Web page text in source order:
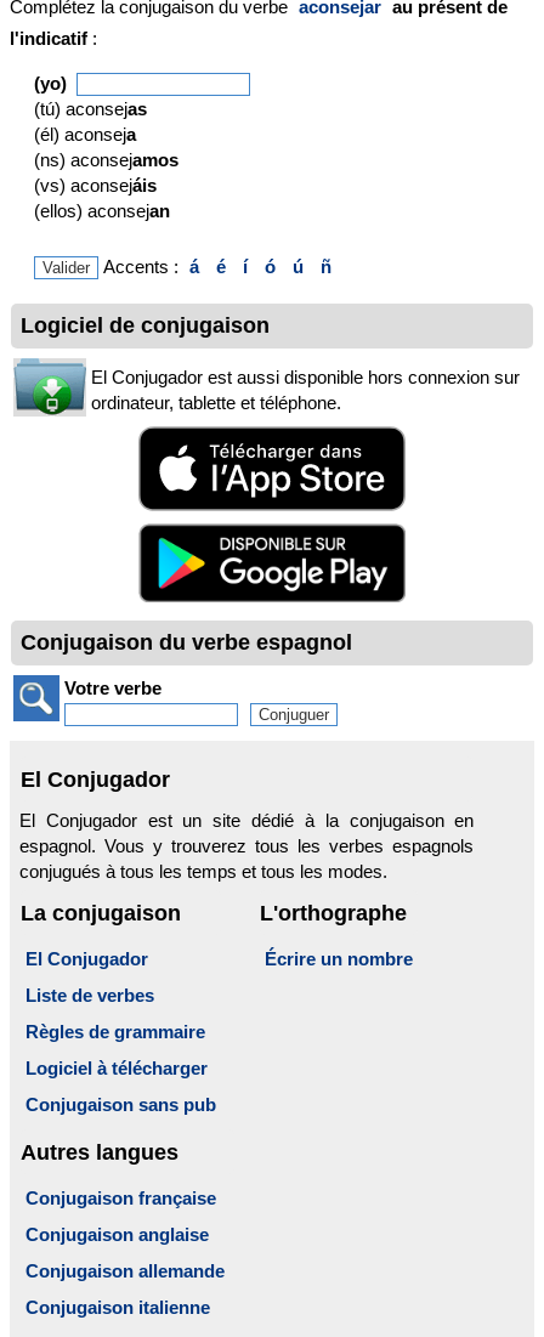
Complétez la conjugaison du verbe aconsejar au présent de
l'indicatif :
(yo)
(tú) aconsejas
(él) aconseja
(ns) aconsejamos
(vs) aconsejáis
(ellos) aconsejan
Accents : á é í ó ú ñ
Logiciel de conjugaison
El Conjugador est aussi disponible hors connexion sur
ordinateur, tablette et téléphone.
Conjugaison du verbe espagnol
Votre verbe
El Conjugador
El Conjugador est un site dédié à la conjugaison en
espagnol. Vous y trouverez tous les verbes espagnols
conjugués à tous les temps et tous les modes.
La conjugaison
El Conjugador
Liste de verbes
Règles de grammaire
Logiciel à télécharger
Conjugaison sans pub
L'orthographe
Écrire un nombre
Autres langues
Conjugaison française
Conjugaison anglaise
Conjugaison allemande
Conjugaison italienne